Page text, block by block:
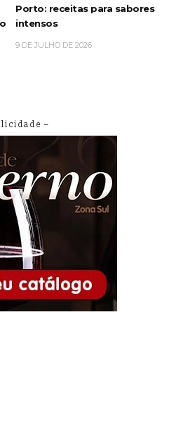
Porto: receitas para sabores
intensos
9 DE JULHO DE 2026
–